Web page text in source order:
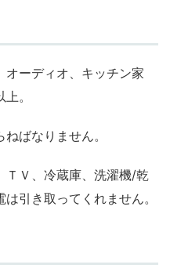
オーディオ、キッチン家
。
ばなりません。
ＴＶ、冷蔵庫、洗濯機/乾
引き取ってくれません。